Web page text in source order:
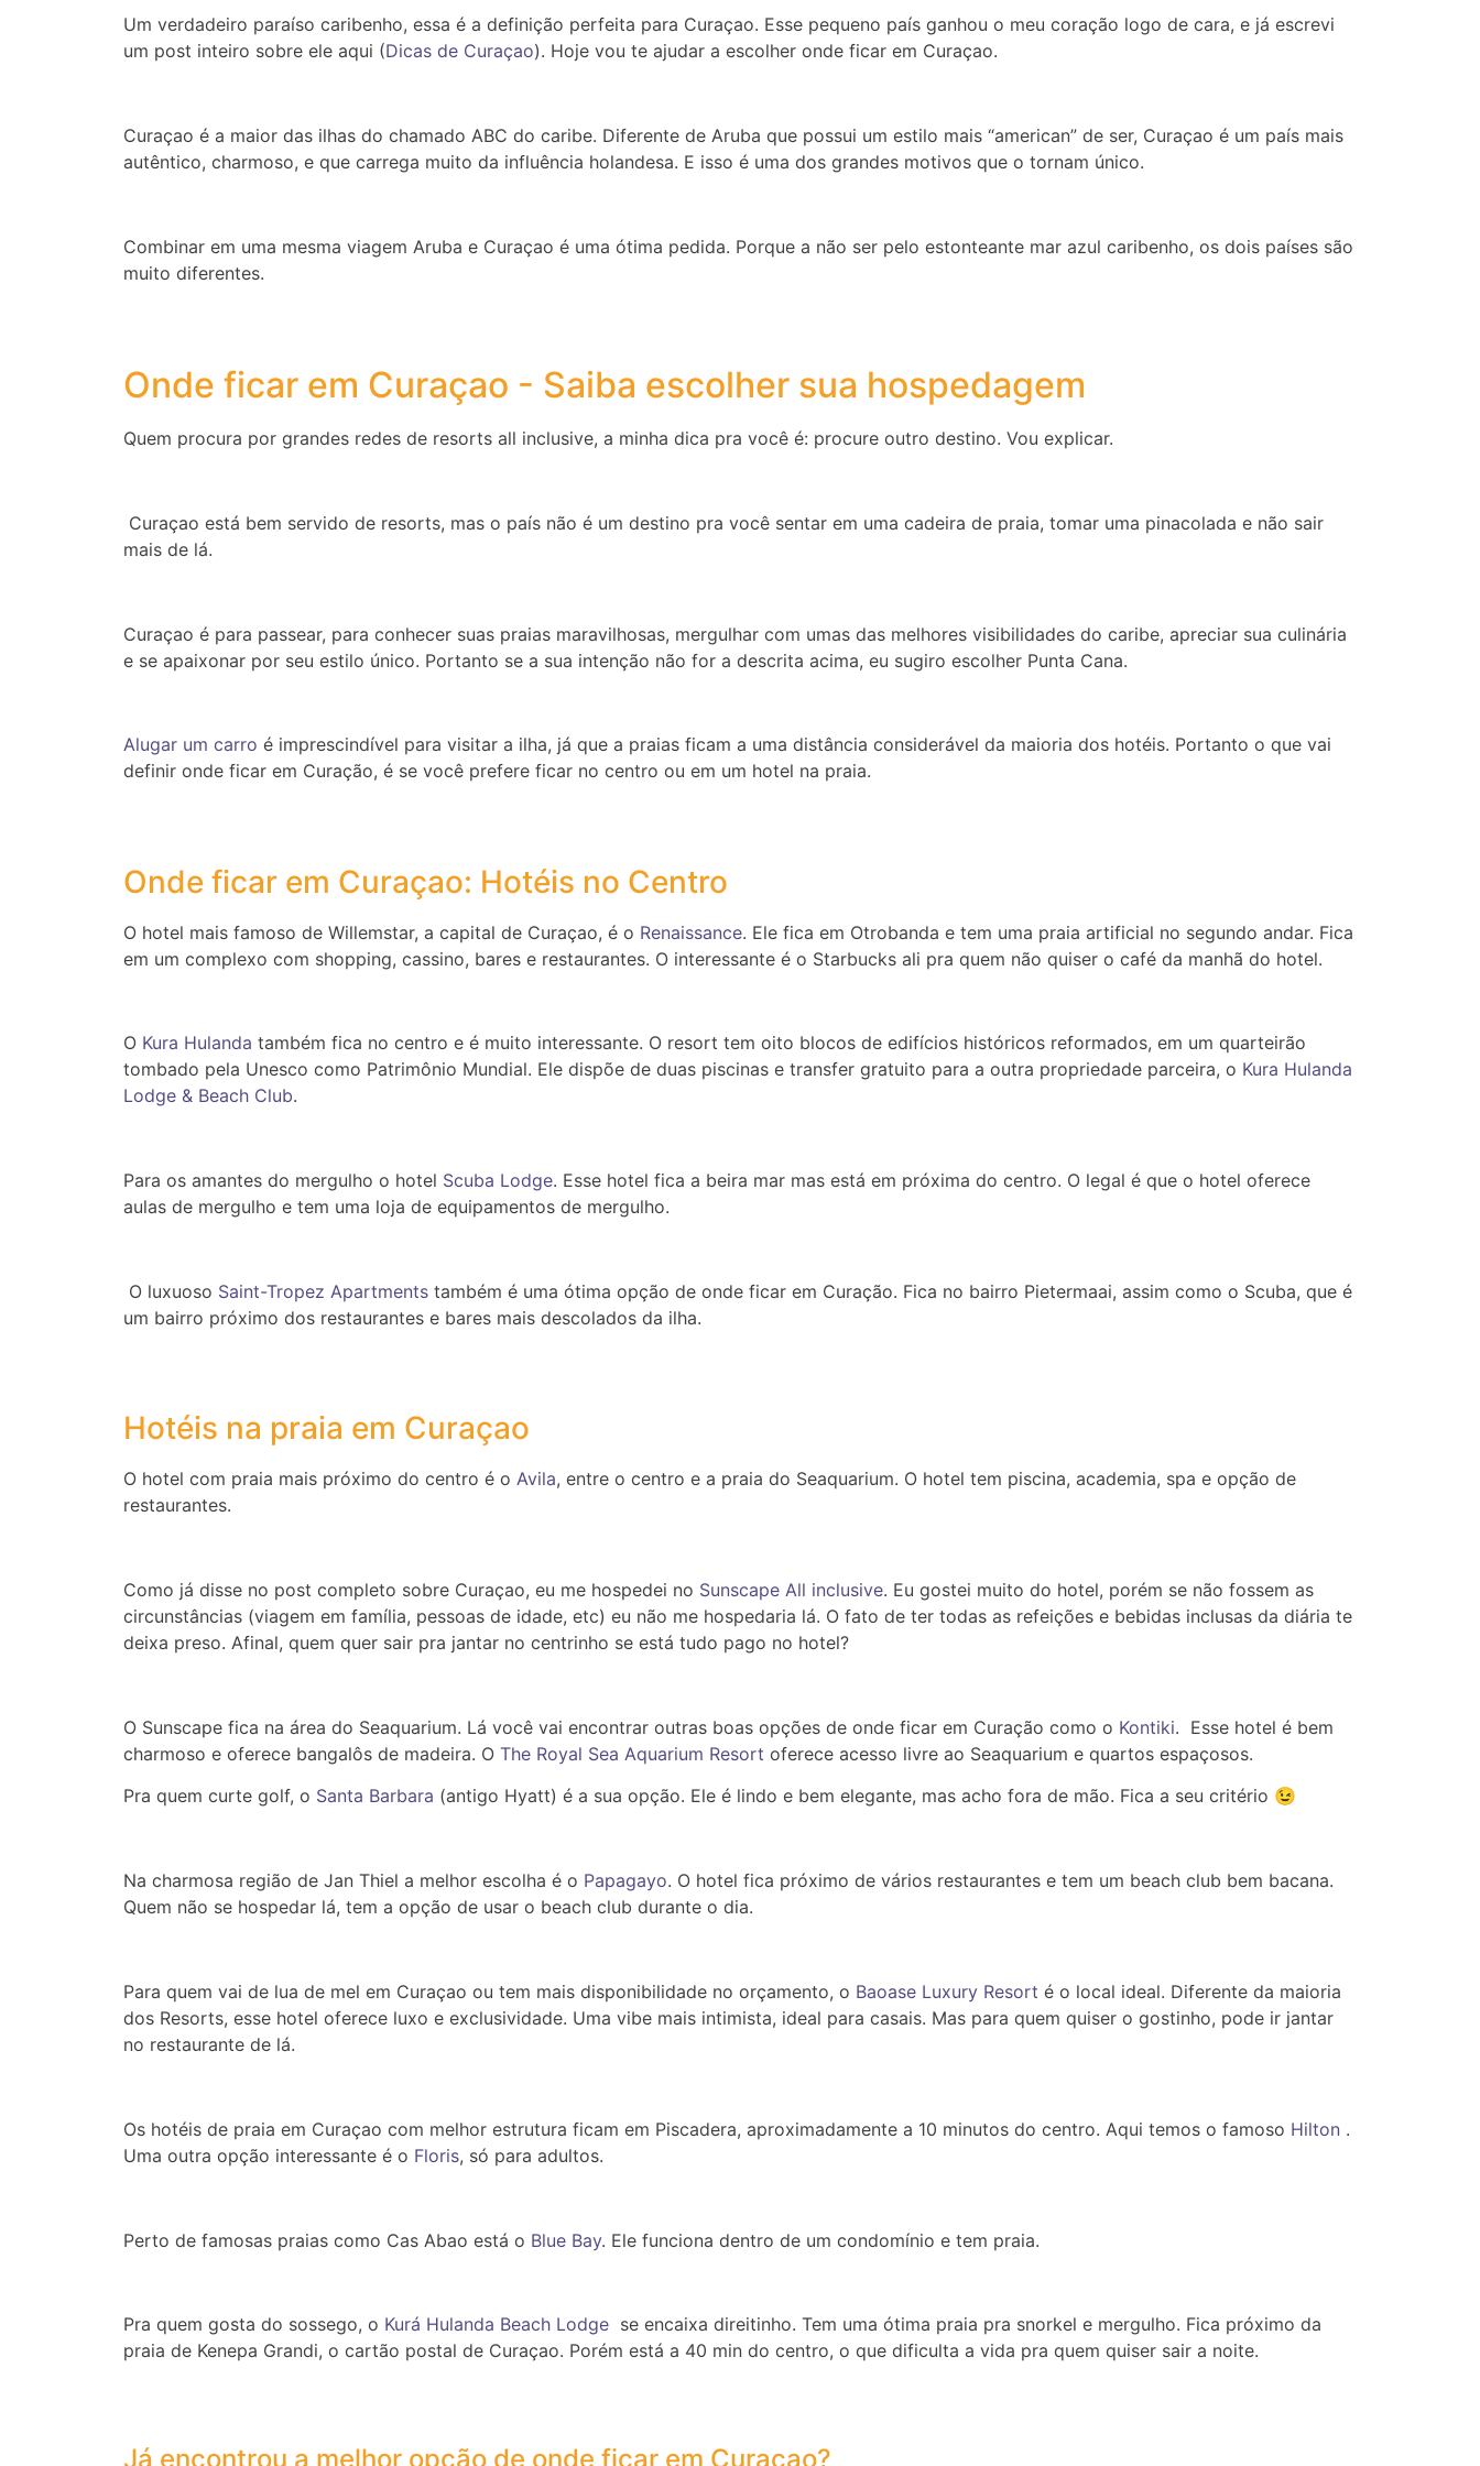
Um verdadeiro paraíso caribenho, essa é a definição perfeita para Curaçao. Esse pequeno país ganhou o meu coração logo de cara, e já escrevi
um post inteiro sobre ele aqui (Dicas de Curaçao). Hoje vou te ajudar a escolher onde ficar em Curaçao.
Curaçao é a maior das ilhas do chamado ABC do caribe. Diferente de Aruba que possui um estilo mais “american” de ser, Curaçao é um país mais
autêntico, charmoso, e que carrega muito da influência holandesa. E isso é uma dos grandes motivos que o tornam único.
Combinar em uma mesma viagem Aruba e Curaçao é uma ótima pedida. Porque a não ser pelo estonteante mar azul caribenho, os dois países são
muito diferentes.
Onde ficar em Curaçao - Saiba escolher sua hospedagem
Quem procura por grandes redes de resorts all inclusive, a minha dica pra você é: procure outro destino. Vou explicar.
Curaçao está bem servido de resorts, mas o país não é um destino pra você sentar em uma cadeira de praia, tomar uma pinacolada e não sair
mais de lá.
Curaçao é para passear, para conhecer suas praias maravilhosas, mergulhar com umas das melhores visibilidades do caribe, apreciar sua culinária
e se apaixonar por seu estilo único. Portanto se a sua intenção não for a descrita acima, eu sugiro escolher Punta Cana.
Alugar um carro é imprescindível para visitar a ilha, já que a praias ficam a uma distância considerável da maioria dos hotéis. Portanto o que vai
definir onde ficar em Curação, é se você prefere ficar no centro ou em um hotel na praia.
Onde ficar em Curaçao: Hotéis no Centro
O hotel mais famoso de Willemstar, a capital de Curaçao, é o Renaissance. Ele fica em Otrobanda e tem uma praia artificial no segundo andar. Fica
em um complexo com shopping, cassino, bares e restaurantes. O interessante é o Starbucks ali pra quem não quiser o café da manhã do hotel.
O Kura Hulanda também fica no centro e é muito interessante. O resort tem oito blocos de edifícios históricos reformados, em um quarteirão
tombado pela Unesco como Patrimônio Mundial. Ele dispõe de duas piscinas e transfer gratuito para a outra propriedade parceira, o Kura Hulanda
Lodge & Beach Club.
Para os amantes do mergulho o hotel Scuba Lodge. Esse hotel fica a beira mar mas está em próxima do centro. O legal é que o hotel oferece
aulas de mergulho e tem uma loja de equipamentos de mergulho.
O luxuoso Saint-Tropez Apartments também é uma ótima opção de onde ficar em Curação. Fica no bairro Pietermaai, assim como o Scuba, que é
um bairro próximo dos restaurantes e bares mais descolados da ilha.
Hotéis na praia em Curaçao
O hotel com praia mais próximo do centro é o Avila, entre o centro e a praia do Seaquarium. O hotel tem piscina, academia, spa e opção de
restaurantes.
Como já disse no post completo sobre Curaçao, eu me hospedei no Sunscape All inclusive. Eu gostei muito do hotel, porém se não fossem as
circunstâncias (viagem em família, pessoas de idade, etc) eu não me hospedaria lá. O fato de ter todas as refeições e bebidas inclusas da diária te
deixa preso. Afinal, quem quer sair pra jantar no centrinho se está tudo pago no hotel?
O Sunscape fica na área do Seaquarium. Lá você vai encontrar outras boas opções de onde ficar em Curação como o Kontiki. Esse hotel é bem
charmoso e oferece bangalôs de madeira. O The Royal Sea Aquarium Resort oferece acesso livre ao Seaquarium e quartos espaçosos.
Pra quem curte golf, o Santa Barbara (antigo Hyatt) é a sua opção. Ele é lindo e bem elegante, mas acho fora de mão. Fica a seu critério 😉
Na charmosa região de Jan Thiel a melhor escolha é o Papagayo. O hotel fica próximo de vários restaurantes e tem um beach club bem bacana.
Quem não se hospedar lá, tem a opção de usar o beach club durante o dia.
Para quem vai de lua de mel em Curaçao ou tem mais disponibilidade no orçamento, o Baoase Luxury Resort é o local ideal. Diferente da maioria
dos Resorts, esse hotel oferece luxo e exclusividade. Uma vibe mais intimista, ideal para casais. Mas para quem quiser o gostinho, pode ir jantar
no restaurante de lá.
Os hotéis de praia em Curaçao com melhor estrutura ficam em Piscadera, aproximadamente a 10 minutos do centro. Aqui temos o famoso Hilton .
Uma outra opção interessante é o Floris, só para adultos.
Perto de famosas praias como Cas Abao está o Blue Bay. Ele funciona dentro de um condomínio e tem praia.
Pra quem gosta do sossego, o Kurá Hulanda Beach Lodge se encaixa direitinho. Tem uma ótima praia pra snorkel e mergulho. Fica próximo da
praia de Kenepa Grandi, o cartão postal de Curaçao. Porém está a 40 min do centro, o que dificulta a vida pra quem quiser sair a noite.
Já encontrou a melhor opção de onde ficar em Curaçao?